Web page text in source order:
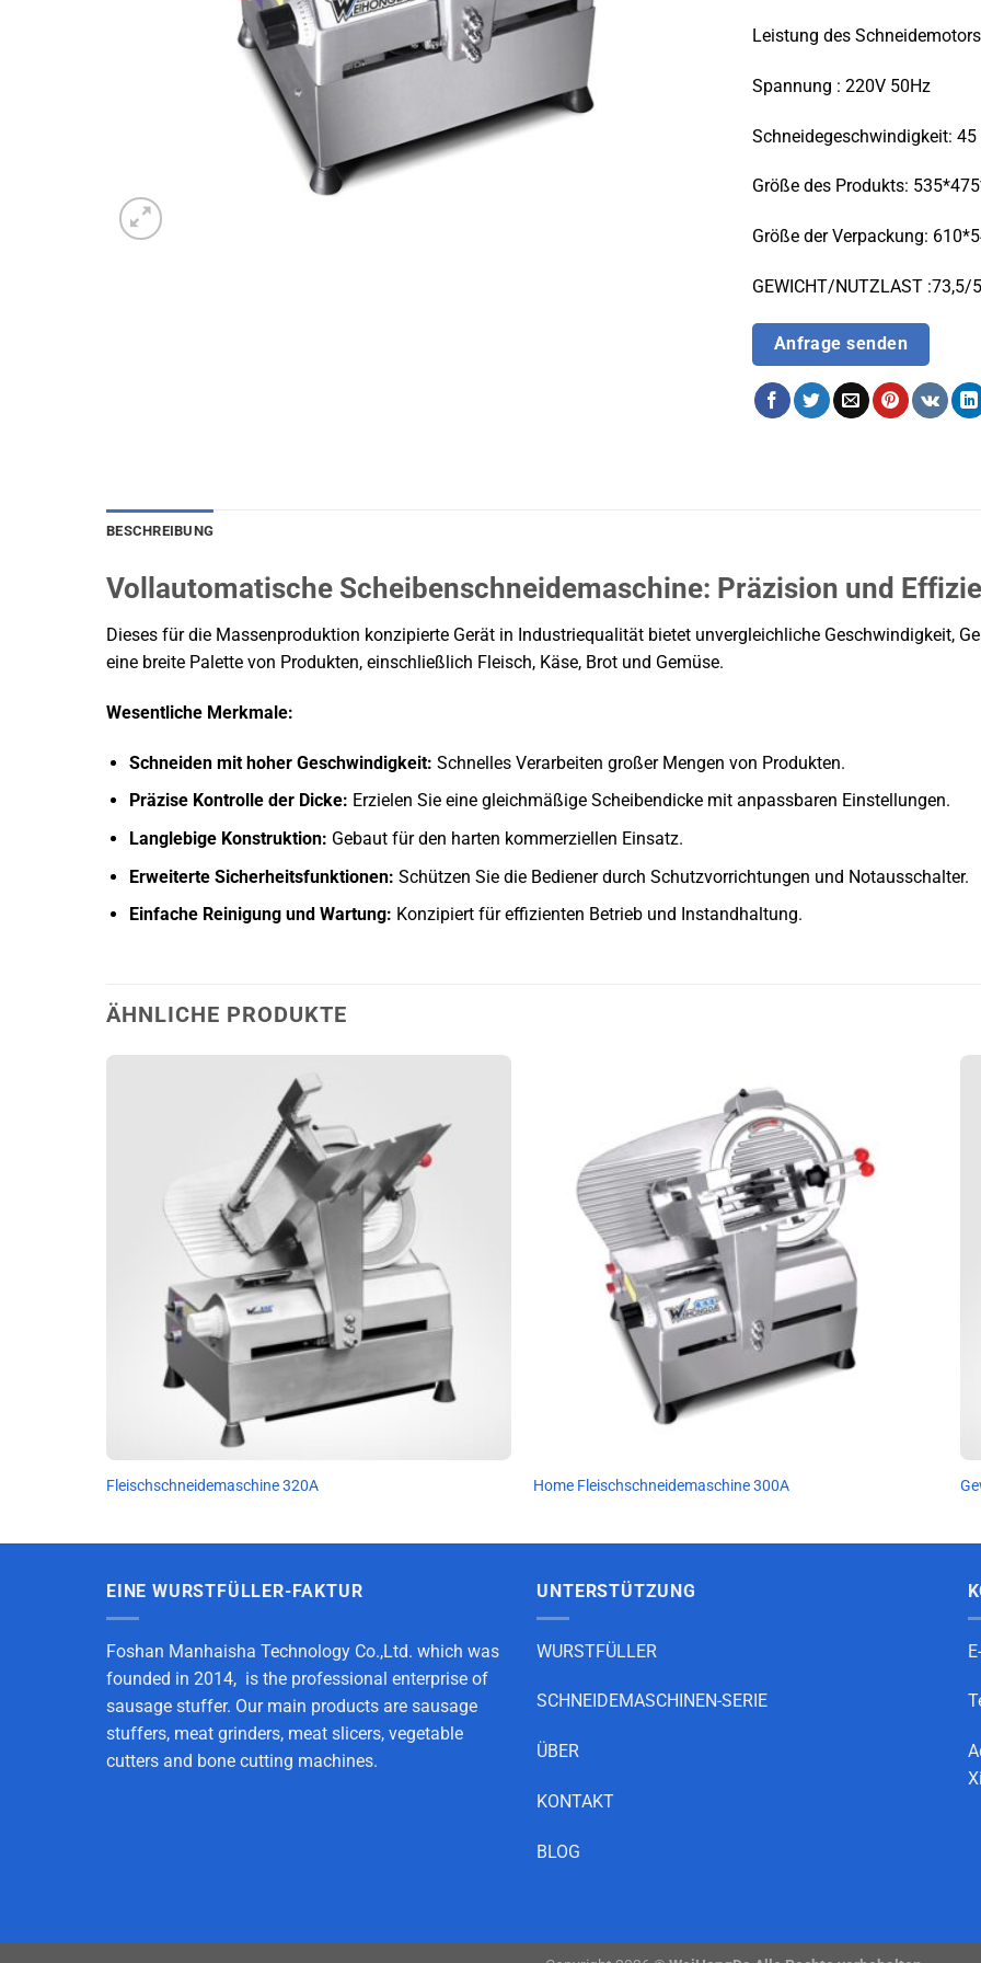
Leistung des
Spannung : 220V 50Hz
Schneidegeschwindigkeit:
Größe des Produkts:
Größe der Verpackung:
GEWICHT/NUTZLAST :73,5/
Anfrage senden
BESCHREIBUNG
Vollautomatische Scheibenschneidemaschine: Präzision und
Dieses für die Massenproduktion konzipierte Gerät in Industriequalität bietet unvergleichliche Geschwindigkeit,
eine breite Palette von Produkten, einschließlich Fleisch, Käse, Brot und Gemüse.
Wesentliche Merkmale:
Schneiden mit hoher Geschwindigkeit: Schnelles Verarbeiten großer Mengen von Produkten.
Präzise Kontrolle der Dicke: Erzielen Sie eine gleichmäßige Scheibendicke mit anpassbaren Einstellungen.
Langlebige Konstruktion: Gebaut für den harten kommerziellen Einsatz.
Erweiterte Sicherheitsfunktionen: Schützen Sie die Bediener durch Schutzvorrichtungen und Notausschalter.
Einfache Reinigung und Wartung: Konzipiert für effizienten Betrieb und Instandhaltung.
ÄHNLICHE PRODUKTE
Fleischschneidemaschine 320A Home Fleischschneidemaschine 300A
EINE WURSTFÜLLER-FAKTUR
Foshan Manhaisha Technology Co.,Ltd. which was
founded in 2014, is the professional enterprise of
sausage stuffer. Our main products are sausage
stuffers, meat grinders, meat slicers, vegetable
cutters and bone cutting machines.
UNTERSTÜTZUNG
WURSTFÜLLER
SCHNEIDEMASCHINEN-SERIE
ÜBER
KONTAKT
BLOG